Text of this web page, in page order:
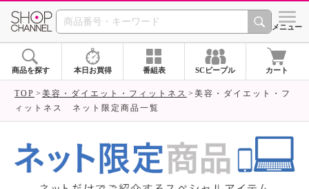
SHOP CHANNEL ショッ
メニュー
商品を探す 本日お買得 番組表 SCピープル カート
TOP 美容・ダイエット・フィットネス
美容・ダイエット・フ
ィットネス ネット限定商品一覧